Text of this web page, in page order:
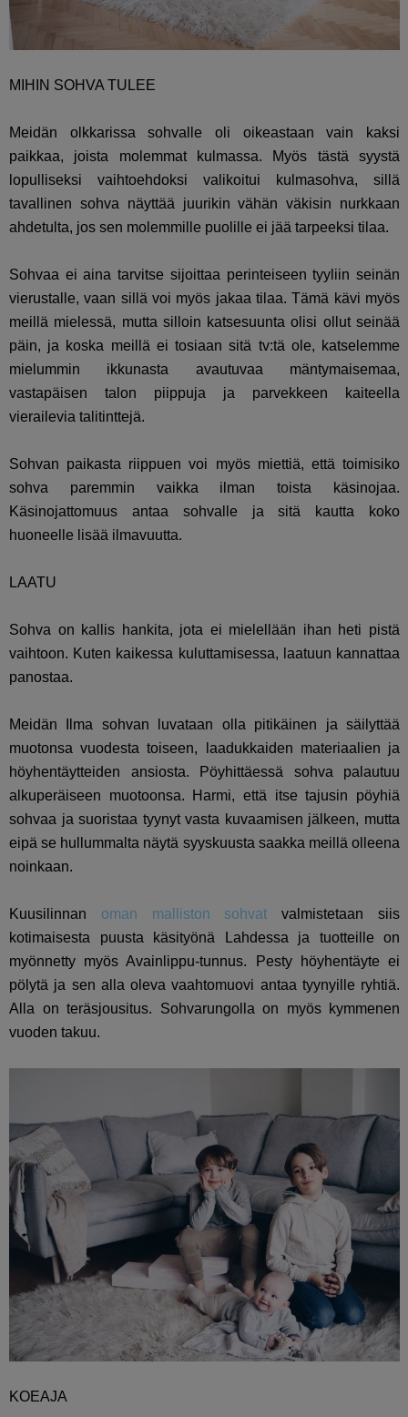
MIHIN SOHVA TULEE
Meidän olkkarissa sohvalle oli oikeastaan vain kaksi
paikkaa, joista molemmat kulmassa. Myös tästä syystä
lopulliseksi vaihtoehdoksi valikoitui kulmasohva, sillä
tavallinen sohva näyttää juurikin vähän väkisin nurkkaan
ahdetulta, jos sen molemmille puolille ei jää tarpeeksi tilaa.
Sohvaa ei aina tarvitse sijoittaa perinteiseen tyyliin seinän
vierustalle, vaan sillä voi myös jakaa tilaa. Tämä kävi myös
meillä mielessä, mutta silloin katsesuunta olisi ollut seinää
päin, ja koska meillä ei tosiaan sitä tv:tä ole, katselemme
mielummin ikkunasta avautuvaa mäntymaisemaa,
vastapäisen talon piippuja ja parvekkeen kaiteella
vierailevia talitinttejä.
Sohvan paikasta riippuen voi myös miettiä, että toimisiko
sohva paremmin vaikka ilman toista käsinojaa.
Käsinojattomuus antaa sohvalle ja sitä kautta koko
huoneelle lisää ilmavuutta.
LAATU
Sohva on kallis hankita, jota ei mielellään ihan heti pistä
vaihtoon. Kuten kaikessa kuluttamisessa, laatuun kannattaa
panostaa.
Meidän Ilma sohvan luvataan olla pitikäinen ja säilyttää
muotonsa vuodesta toiseen, laadukkaiden materiaalien ja
höyhentäytteiden ansiosta. Pöyhittäessä sohva palautuu
alkuperäiseen muotoonsa. Harmi, että itse tajusin pöyhiä
sohvaa ja suoristaa tyynyt vasta kuvaamisen jälkeen, mutta
eipä se hullummalta näytä syyskuusta saakka meillä olleena
noinkaan.
Kuusilinnan oman malliston sohvat valmistetaan siis
kotimaisesta puusta käsityönä Lahdessa ja tuotteille on
myönnetty myös Avainlippu-tunnus. Pesty höyhentäyte ei
pölytä ja sen alla oleva vaahtomuovi antaa tyynyille ryhtiä.
Alla on teräsjousitus. Sohvarungolla on myös kymmenen
vuoden takuu.
KOEAJA